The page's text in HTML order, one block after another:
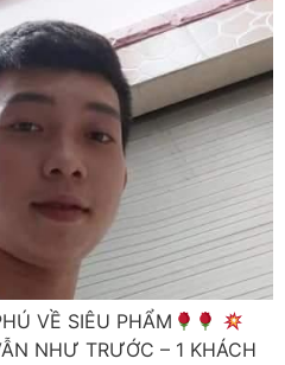
VỀ SIÊU PHẨM
NHƯ TRƯỚC – 1 KHÁCH